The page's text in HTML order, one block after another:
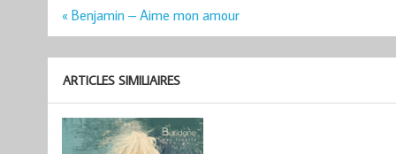
Navigation
l’article
« Benjamin – Aime mon amour
ARTICLES SIMILIAIRES